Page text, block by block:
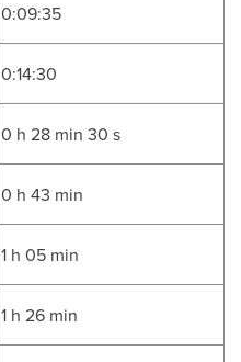
0:09:35
0:14:30
0 h 28 min 30 s
0 h 43 min
1 h 05 min
1 h 26 min